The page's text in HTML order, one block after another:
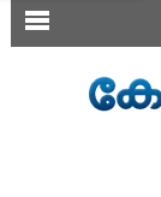
SECTIONS